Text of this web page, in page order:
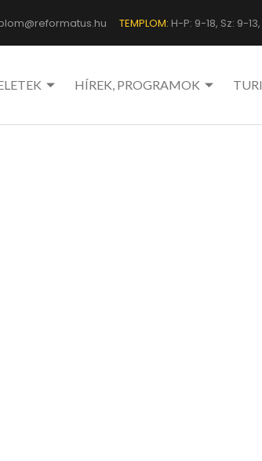
TEMPLOM: H-P: 9-18, Sz: 9-13,
HÍREK, PROGRAMOK